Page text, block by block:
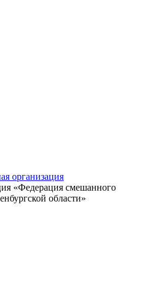
организация
«Федерация смешанного
области»